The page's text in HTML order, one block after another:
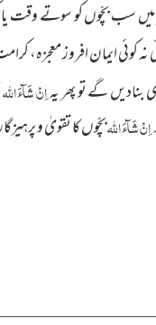
میں سب بچّوں کو سوتے وقت
کوئی ایمان افروز معجزہ،
بنادیں گے تو پھر یہاِنْ شَآءَاللہ
اِنْ شَآءَاللہبچّوں کا تقویٰ و